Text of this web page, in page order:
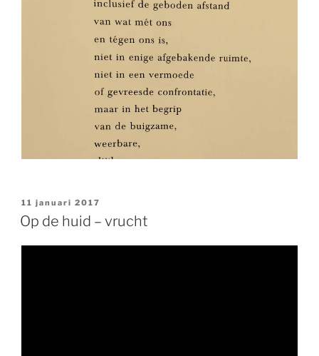
geplaatst
op
11 januari 2017
Op de huid – vrucht